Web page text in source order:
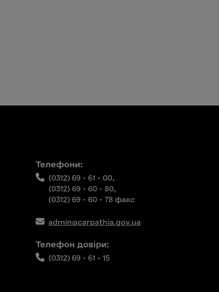
Телефони:
(0312) 69 - 61 - 00,
(0312) 69 - 60 - 80,
(0312) 69 - 60 - 78 факс
admin@carpathia.gov.ua
Телефон довіри:
(0312) 69 - 61 - 15